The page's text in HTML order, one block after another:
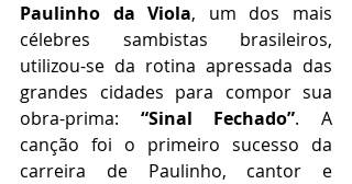
Paulinho da Viola, um dos mais
célebres sambistas brasileiros,
utilizou-se da rotina apressada das
grandes cidades para compor sua
obra-prima: “Sinal Fechado”. A
canção foi o primeiro sucesso da
carreira de Paulinho, cantor e